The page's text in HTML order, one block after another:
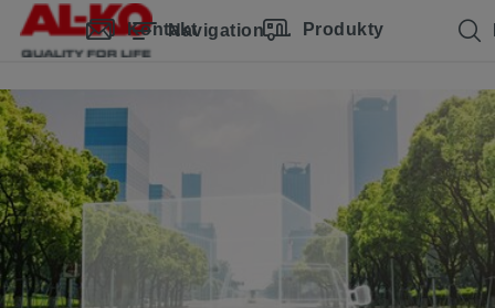
Přeskočit navigaci
K hlavnímu obsahu
Skočit na hlavní navigaci
Obsah Navigation
Kontakt Produkty